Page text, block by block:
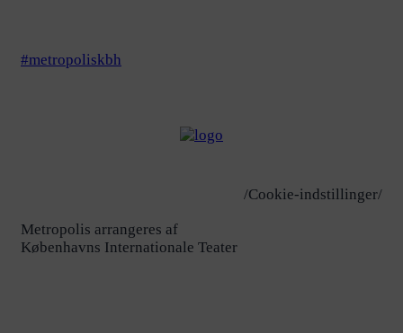
#metropoliskbh
/Cookie-indstillinger/
Metropolis arrangeres af
Københavns Internationale Teater